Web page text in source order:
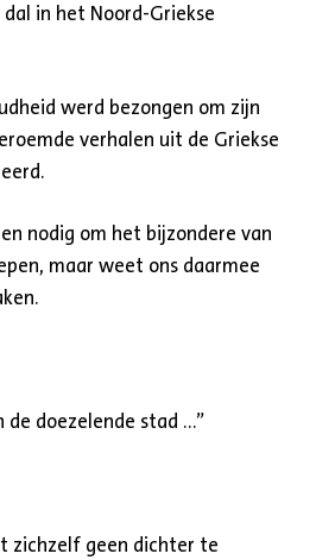
in het Noord-Griekse
werd bezongen om zijn
verhalen uit de Griekse
nodig om het bijzondere van
maar weet ons daarmee
de doezelende stad …”
zichzelf geen dichter te